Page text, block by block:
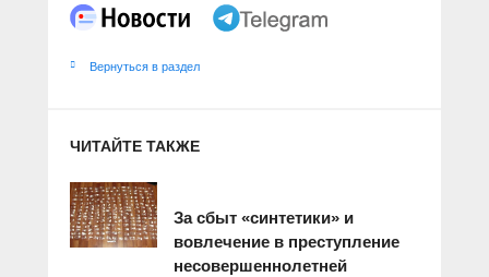
Вернуться в раздел
ЧИТАЙТЕ ТАКЖЕ
За сбыт «синтетики» и
вовлечение в преступление
несовершеннолетней